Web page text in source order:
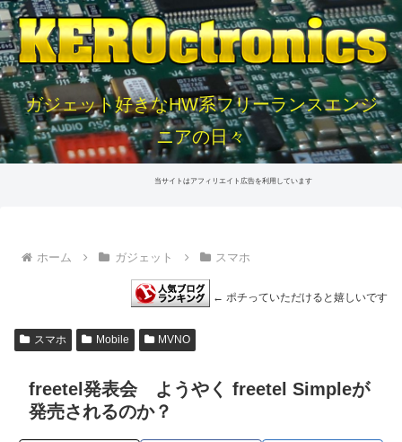
ガジェット好きなHW系フリーランスエンジ
ニアの日々
当サイトはアフィリエイト広告を利用しています
ホーム ガジェット スマホ
← ポチっていただけると嬉しいです
スマホ Mobile MVNO
freetel発表会 ようやく freetel Simpleが
発売されるのか？